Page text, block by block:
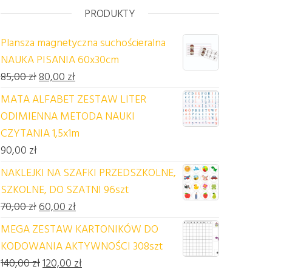
PRODUKTY
Plansza magnetyczna suchościeralna
NAUKA PISANIA 60x30cm
85,00złPierwotna cena wynosiła: 85,00 zł.
80,00 złAktualna cena wynosi: 80,00 zł.
MATA ALFABET ZESTAW LITER
ODIMIENNA METODA NAUKI
CZYTANIA 1,5x1m
90,00 zł
NAKLEJKI NA SZAFKI PRZEDSZKOLNE,
SZKOLNE, DO SZATNI 96szt
70,00złPierwotna cena wynosiła: 70,00 zł.
60,00 złAktualna cena wynosi: 60,00 zł.
MEGA ZESTAW KARTONIKÓW DO
KODOWANIA AKTYWNOŚCI 308szt
140,00złPierwotna cena wynosiła: 140,00 zł.
120,00 złAktualna cena wynosi: 120,00 zł.